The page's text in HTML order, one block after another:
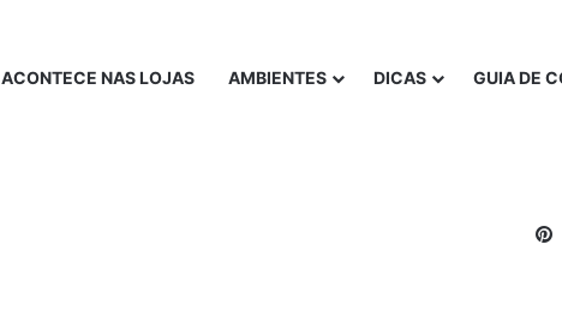
ACONTECE NAS LOJAS AMBIENTES DICAS GUIA DE